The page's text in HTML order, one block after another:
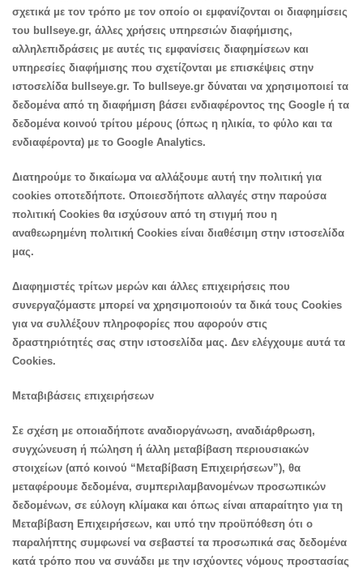
σχετικά με τον τρόπο με τον οποίο οι εμφανίζονται οι διαφημίσεις
του bullseye.gr, άλλες χρήσεις υπηρεσιών διαφήμισης,
αλληλεπιδράσεις με αυτές τις εμφανίσεις διαφημίσεων και
υπηρεσίες διαφήμισης που σχετίζονται με επισκέψεις στην
ιστοσελίδα bullseye.gr. To bullseye.gr δύναται να χρησιμοποιεί τα
δεδομένα από τη διαφήμιση βάσει ενδιαφέροντος της Google ή τα
δεδομένα κοινού τρίτου μέρους (όπως η ηλικία, το φύλο και τα
ενδιαφέροντα) με το Google Analytics.
Διατηρούμε το δικαίωμα να αλλάξουμε αυτή την πολιτική για
cookies οποτεδήποτε. Οποιεσδήποτε αλλαγές στην παρούσα
πολιτική Cookies θα ισχύσουν από τη στιγμή που η
αναθεωρημένη πολιτική Cookies είναι διαθέσιμη στην ιστοσελίδα
μας.
Διαφημιστές τρίτων μερών και άλλες επιχειρήσεις που
συνεργαζόμαστε μπορεί να χρησιμοποιούν τα δικά τους Cookies
για να συλλέξουν πληροφορίες που αφορούν στις
δραστηριότητές σας στην ιστοσελίδα μας. Δεν ελέγχουμε αυτά τα
Cookies.
Μεταβιβάσεις επιχειρήσεων
Σε σχέση με οποιαδήποτε αναδιοργάνωση, αναδιάρθρωση,
συγχώνευση ή πώληση ή άλλη μεταβίβαση περιουσιακών
στοιχείων (από κοινού “Μεταβίβαση Επιχειρήσεων”), θα
μεταφέρουμε δεδομένα, συμπεριλαμβανομένων προσωπικών
δεδομένων, σε εύλογη κλίμακα και όπως είναι απαραίτητο για τη
Μεταβίβαση Επιχειρήσεων, και υπό την προϋπόθεση ότι ο
παραλήπτης συμφωνεί να σεβαστεί τα προσωπικά σας δεδομένα
κατά τρόπο που να συνάδει με την ισχύοντες νόμους προστασίας